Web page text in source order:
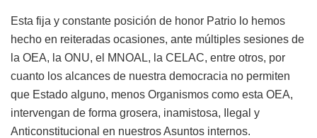
Esta fija y constante posición de honor Patrio lo hemos
hecho en reiteradas ocasiones, ante múltiples sesiones de
la OEA, la ONU, el MNOAL, la CELAC, entre otros, por
cuanto los alcances de nuestra democracia no permiten
que Estado alguno, menos Organismos como esta OEA,
intervengan de forma grosera, inamistosa, Ilegal y
Anticonstitucional en nuestros Asuntos internos.